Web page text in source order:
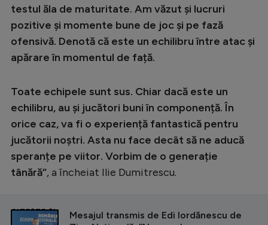
testul ăla de maturitate. Am văzut și lucruri
pozitive și momente bune de joc și pe fază
ofensivă. Denotă că este un echilibru între atac și
apărare în momentul de față.
Toate echipele sunt sus. Chiar dacă este un
echilibru, au și jucători buni în componență. În
orice caz, va fi o experiență fantastică pentru
jucătorii noștri. Asta nu face decât să ne aducă
speranțe pe viitor. Vorbim de o generație
tânără”, a încheiat Ilie Dumitrescu.
CITEȘTE ȘI
Mesajul transmis de Edi Iordănescu de